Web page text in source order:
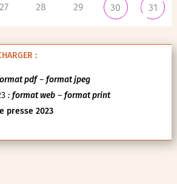
27 28 29 30 31
:
pdf– format jpeg
: format web– format print
presse 2023